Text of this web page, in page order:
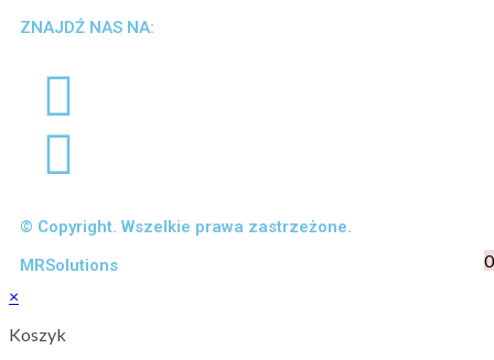
ZNAJDŹ NAS NA:
© Copyright. Wszelkie prawa zastrzeżone.
MRSolutions
0
×
Koszyk